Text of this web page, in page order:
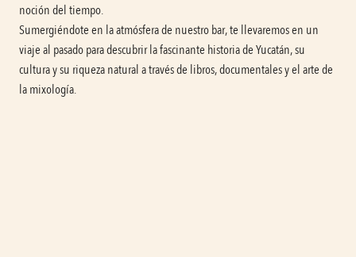
noción del tiempo.
Sumergiéndote en la atmósfera de nuestro bar, te llevaremos en un
viaje al pasado para descubrir la fascinante historia de Yucatán, su
cultura y su riqueza natural a través de libros, documentales y el arte de
la mixología.